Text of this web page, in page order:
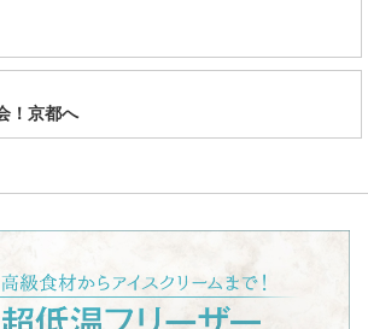
！京都へ